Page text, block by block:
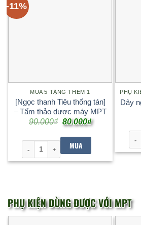
-11%
MUA 5 TẶNG THÊM 1
[Ngọc thanh Tiêu thống tán]
– Tấm thảo dược máy MPT
90.000₫ Giá
gốc
là:
90.000₫.
80.000₫Giá
hiện
tại
[Ngọc thanh Tiêu thống tán] - Tấm
MUA
Dây
PHỤ KIỆN DÙNG ĐƯỢC VỚI MPT